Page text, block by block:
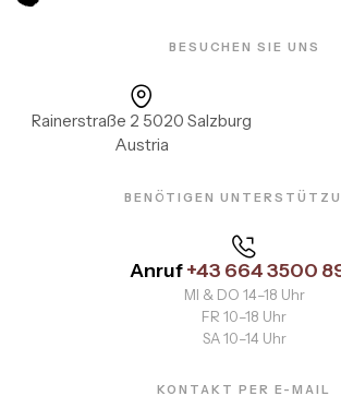
BESUCHEN SIE UNS
Rainerstraße 2 5020 Salzburg
Austria
BENÖTIGEN
Anruf+43 664 3500
MI & DO 14–18 Uhr
FR 10–18 Uhr
SA 10–14 Uhr
KONTAKT PER E-MAIL